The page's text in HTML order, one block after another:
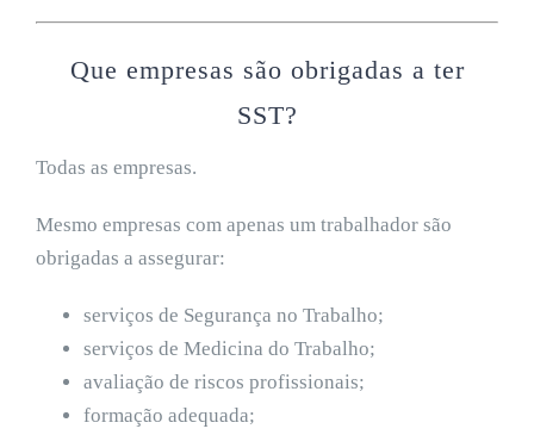
Que empresas são obrigadas a ter
SST?
Todas as empresas.
Mesmo empresas com apenas um trabalhador são
obrigadas a assegurar:
serviços de Segurança no Trabalho;
serviços de Medicina do Trabalho;
avaliação de riscos profissionais;
formação adequada;